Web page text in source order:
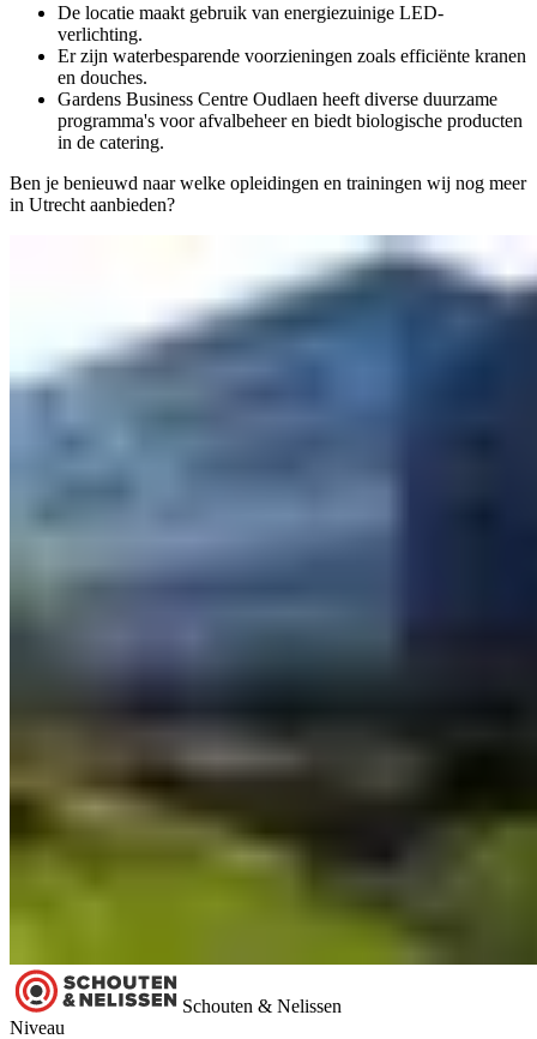
De locatie maakt gebruik van energiezuinige LED-
verlichting.
Er zijn waterbesparende voorzieningen zoals efficiënte kranen
en douches.
Gardens Business Centre Oudlaen heeft diverse duurzame
programma's voor afvalbeheer en biedt biologische producten
in de catering.
Ben je benieuwd naar welke opleidingen en trainingen wij nog meer
in Utrecht aanbieden?
Schouten & Nelissen
Niveau